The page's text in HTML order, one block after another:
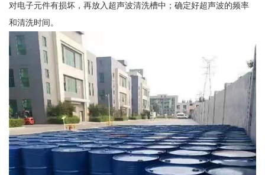
对电子元件有损坏，再放入超声波清洗槽中；确定好超声波的频率
和清洗时间。